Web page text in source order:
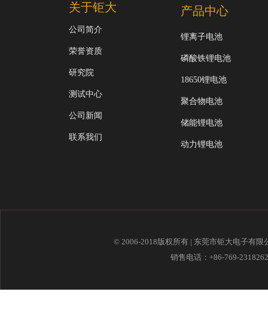
关于钜大
公司简介
荣誉资质
研究院
测试中心
公司新闻
联系我们
产品中心
锂离子电池
磷酸铁锂电池
18650锂电池
聚合物电池
储能锂电池
动力锂电池
© 2006-2018版权所有 | 东莞市钜大电子有
销售电话：+86-769-